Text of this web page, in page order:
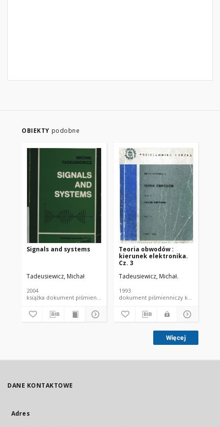
OBIEKTY podobne
Signals and systems
Tadeusiewicz, Michał
2004
książka dokument piśmienniczy
Teoria obwodów :
kierunek elektronika.
Cz. 3
Tadeusiewicz, Michał.
1993
Więcej
DANE KONTAKTOWE
Adres